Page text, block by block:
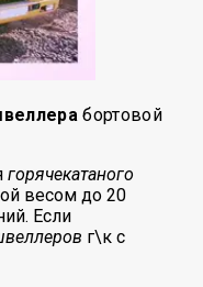
бортовой
горячекатаного
весом до 20
Если
г\к с